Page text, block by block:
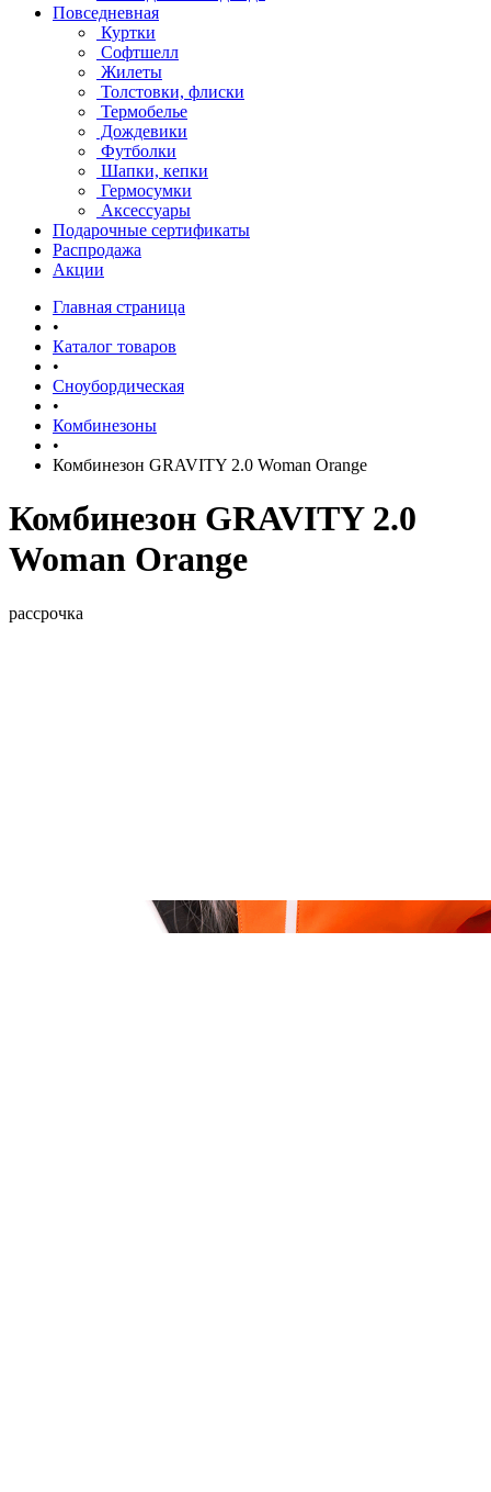
Повседневная
Куртки
Софтшелл
Жилеты
Толстовки, флиски
Термобелье
Дождевики
Футболки
Шапки, кепки
Гермосумки
Аксессуары
Подарочные сертификаты
Распродажа
Акции
Главная страница
•
Каталог товаров
•
Сноубордическая
•
Комбинезоны
•
Комбинезон GRAVITY 2.0 Woman Orange
Комбинезон GRAVITY 2.0
Woman Orange
рассрочка